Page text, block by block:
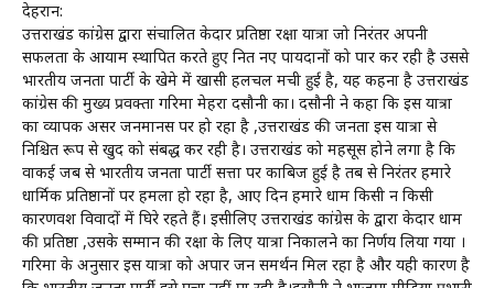
देहरादून:
उत्तराखंड कांग्रेस द्वारा संचालित केदार प्रतिष्ठा रक्षा यात्रा जो निरंतर अपनी
सफलता के आयाम स्थापित करते हुए नित नए पायदानों को पार कर रही है उससे
भारतीय जनता पार्टी के खेमे में खासी हलचल मची हुई है, यह कहना है उत्तराखंड
कांग्रेस की मुख्य प्रवक्ता गरिमा मेहरा दसौनी का। दसौनी ने कहा कि इस यात्रा
का व्यापक असर जनमानस पर हो रहा है ,उत्तराखंड की जनता इस यात्रा से
निश्चित रूप से खुद को संबद्ध कर रही है। उत्तराखंड को महसूस होने लगा है कि
वाकई जब से भारतीय जनता पार्टी सत्ता पर काबिज हुई है तब से निरंतर हमारे
धार्मिक प्रतिष्ठानों पर हमला हो रहा है, आए दिन हमारे धाम किसी न किसी
कारणवश विवादों में घिरे रहते हैं। इसीलिए उत्तराखंड कांग्रेस के द्वारा केदार धाम
की प्रतिष्ठा ,उसके सम्मान की रक्षा के लिए यात्रा निकालने का निर्णय लिया गया ।
गरिमा के अनुसार इस यात्रा को अपार जन समर्थन मिल रहा है और यही कारण है